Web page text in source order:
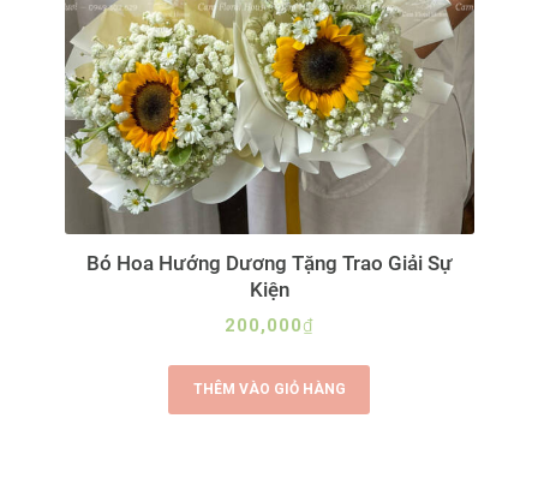
Bó Hoa Hướng Dương Tặng Trao Giải Sự
Kiện
200,000₫
THÊM VÀO GIỎ HÀNG